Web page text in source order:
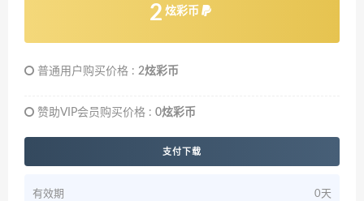
2 炫彩币
普通用户购买价格 : 2炫彩币
赞助VIP会员购买价格 : 0炫彩币
支付下载
有效期 0天